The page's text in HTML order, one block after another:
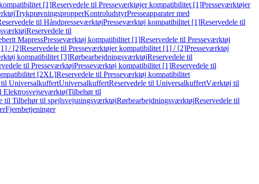
[1]Reservedele til Presseværktøjer kompatibilitet [1]Presseværktøjer
TrykprøvningspropperKontroludstyrPresseapparater med
til HåndpresseværktøjPresseværktøj kompatibilitet [1]Reservedele til
Reservedele til
MapressPresseværktøj kompatibilitet [1]Reservedele til Presseværktøj
/ [2]Reservedele til Presseværktøjer kompatibilitet [1] / [2]Presseværktøj
kompatibilitet [3]RørbearbejdningsværktøjReservedele til
til PresseværktøjPresseværktøj kompatibilitet [1]Reservedele til
[2XL]Reservedele til Presseværktøj kompatibilitet
til UniversalkuffertUniversalkuffertReservedele til UniversalkuffertVærktøj til
ElektrosvejseværktøjTilbehør til
til Tilbehør til spejlsvejsningsværktøjRørbearbejdningsværktøjReservedele til
Fjernbetjeninger